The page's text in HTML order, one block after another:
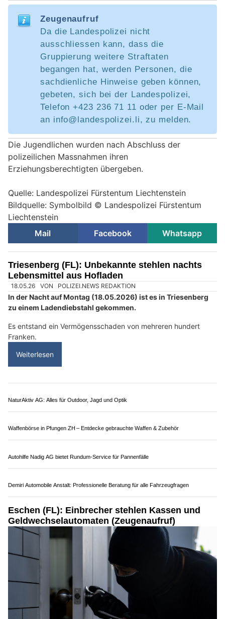
Zeugenaufruf
Da die Landespolizei nicht
ausschliessen kann, dass die
Gruppierung weitere Straftaten
begangen hat, werden Personen, die
sachdienliche Hinweise geben können,
gebeten, sich bei der Landespolizei,
Telefon +423 236 71 11 oder per E-Mail
an info@landespolizei.li, zu melden.
Die Jugendlichen wurden nach Abschluss der
polizeilichen Massnahmen ihren
Erziehungsberechtigten übergeben.
Quelle: Landespolizei Fürstentum Liechtenstein
Bildquelle: Symbolbild © Landespolizei Fürstentum
Liechtenstein
Mail
Facebook Whatsapp
Triesenberg (FL): Unbekannte stehlen nachts
Lebensmittel aus Hofladen
NaturAktiv AG: Alles für Outdoor, Jagd und Optik
Waffenbörse in Pfungen ZH – Entdecke gebrauchte Waffen & Zubehör